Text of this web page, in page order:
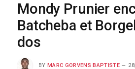
Mondy Prunier
Batcheba et
dos
BY MARC GORVENS BAPTISTE